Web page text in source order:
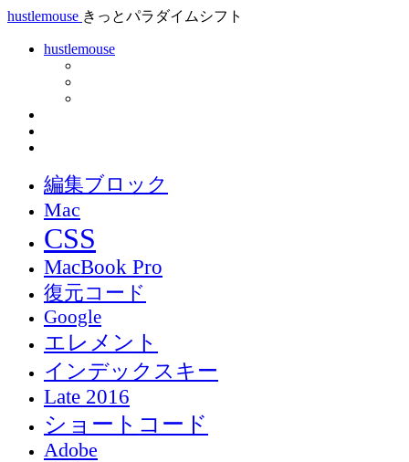
hustlemouse きっとパラダイムシフト
hustlemouse
編集ブロック
Mac
CSS
MacBook Pro
復元コード
Google
エレメント
インデックスキー
Late 2016
ショートコード
Adobe